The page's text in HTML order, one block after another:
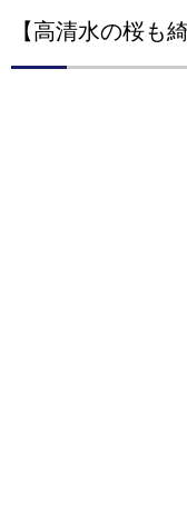
【高清水の桜も